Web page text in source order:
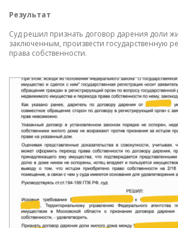
Результат
Суд решил признать договор дарения доли
заключенным, произвести государственную
права собственности.